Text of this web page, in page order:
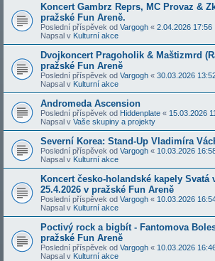
Koncert Gambrz Reprs, MC Provaz &
pražské Fun Areně.
Poslední příspěvek od Vargogh « 2.04.2026 17:56
Napsal v Kulturní akce
Dvojkoncert Pragoholik & Maštizmrd
pražské Fun Areně
Poslední příspěvek od Vargogh « 30.03.2026
Napsal v Kulturní akce
Andromeda Ascension
Poslední příspěvek od Hiddenplate « 15.03.2026
Napsal v Vaše skupiny a projekty
Severní Korea: Stand-Up Vladimíra
Poslední příspěvek od Vargogh « 10.03.2026
Napsal v Kulturní akce
Koncert česko-holandské kapely Svatá
25.4.2026 v pražské Fun Areně
Poslední příspěvek od Vargogh « 10.03.2026
Napsal v Kulturní akce
Poctivý rock a bigbít - Fantomova
pražské Fun Areně
Poslední příspěvek od Vargogh « 10.03.2026
Napsal v Kulturní akce